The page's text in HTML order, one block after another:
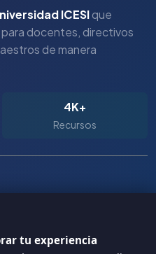
tu experiencia
ICESIque
docentes, directivos
de manera
4K+
Recursos